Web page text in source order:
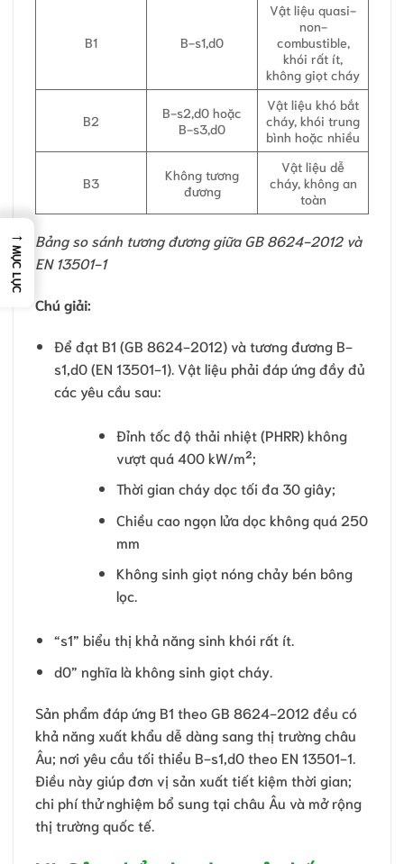
B1 B-s1,d0
Vật liệu quasi-
non-
combustible,
khói rất ít,
không giọt cháy
B2
B-s2,d0 hoặc
B-s3,d0
Vật liệu khó bắt
cháy, khói trung
bình hoặc nhiều
B3
Không tương
đương
Vật liệu dễ
cháy, không an
toàn
Bảng so sánh tương đương giữa GB 8624-2012 và
EN 13501-1
Chú giải:
Để đạt B1 (GB 8624-2012) và tương đương B-
s1,d0 (EN 13501-1). Vật liệu phải đáp ứng đầy đủ
các yêu cầu sau:
Đỉnh tốc độ thải nhiệt (PHRR) không
vượt quá 400 kW/m²;
Thời gian cháy dọc tối đa 30 giây;
Chiều cao ngọn lửa dọc không quá 250
mm
Không sinh giọt nóng chảy bén bông
lọc.
“s1” biểu thị khả năng sinh khói rất ít.
d0” nghĩa là không sinh giọt cháy.
Sản phẩm đáp ứng B1 theo GB 8624-2012 đều có
khả năng xuất khẩu dễ dàng sang thị trường châu
Âu; nơi yêu cầu tối thiểu B-s1,d0 theo EN 13501-1.
Điều này giúp đơn vị sản xuất tiết kiệm thời gian;
chi phí thử nghiệm bổ sung tại châu Âu và mở rộng
thị trường quốc tế.
→
MỤC LỤC